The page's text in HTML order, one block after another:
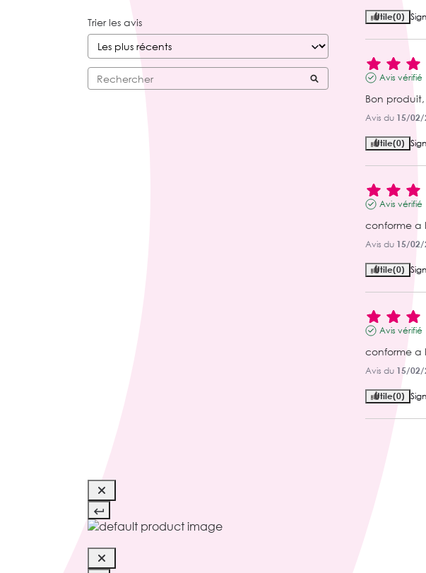
Trier les avis Utile(0)
Avis vérifié
Bon
Avis du 15/02/
Utile(0)
Avis vérifié
conforme a
Avis du 15/02/
Utile(0)
Avis vérifié
conforme a
Avis du 15/02/
Utile(0)